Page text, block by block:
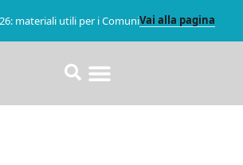
materiali utili per i ComuniVai alla pagina